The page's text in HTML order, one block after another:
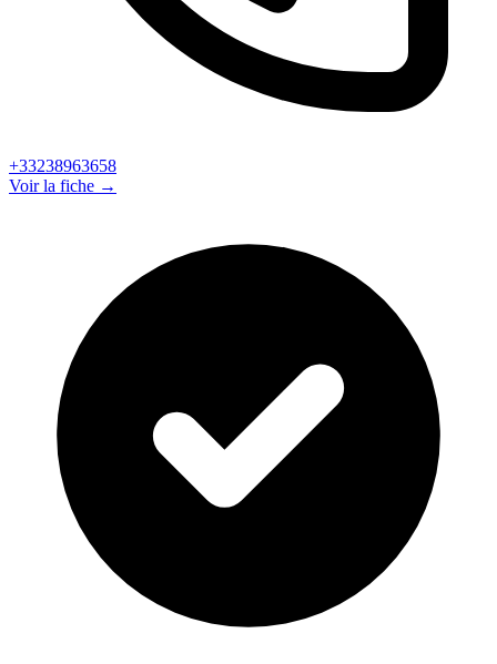
+33238963658
Voir la fiche →